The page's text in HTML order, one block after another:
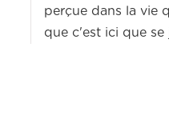
perçue dans la vie
que c'est ici que se